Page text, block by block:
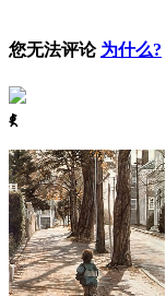
您无法评论 为什么?
ꈅ